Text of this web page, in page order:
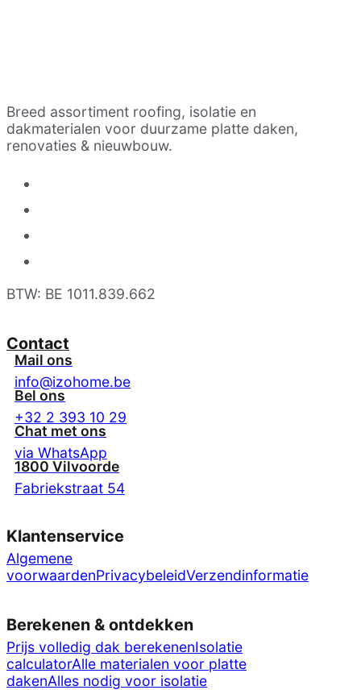
Breed assortiment roofing, isolatie en
dakmaterialen voor duurzame platte daken,
renovaties & nieuwbouw.
BTW: BE 1011.839.662
Contact
Mail ons
info@izohome.be
Bel ons
+32 2 393 10 29
Chat met ons
via WhatsApp
1800 Vilvoorde
Fabriekstraat 54
Klantenservice
Algemene
voorwaardenPrivacybeleidVerzendinformatie
Berekenen & ontdekken
Prijs volledig dak berekenenIsolatie
calculatorAlle materialen voor platte
dakenAlles nodig voor isolatie